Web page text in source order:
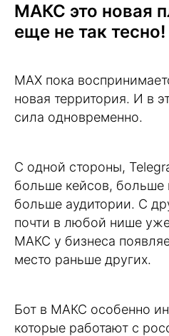
MАКС это новая
еще не так тесно!
MAX пока
новая территория. И в
сила одновременно.
С одной стороны,
больше кейсов, больше
больше аудитории. С
почти в любой нише
MАКС у бизнеса
место раньше других.
Бот в МАКС особенно
которые работают с